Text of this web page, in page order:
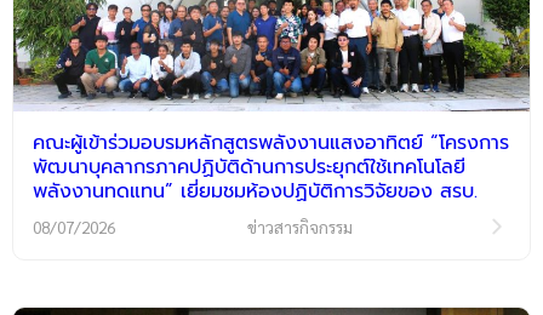
คณะผู้เข้าร่วมอบรมหลักสูตรพลังงานแสงอาทิตย์ “โครงการ
พัฒนาบุคลากรภาคปฏิบัติด้านการประยุกต์ใช้เทคโนโลยี
พลังงานทดแทน” เยี่ยมชมห้องปฏิบัติการวิจัยของ สรบ.
08/07/2026 ข่าวสารกิจกรรม